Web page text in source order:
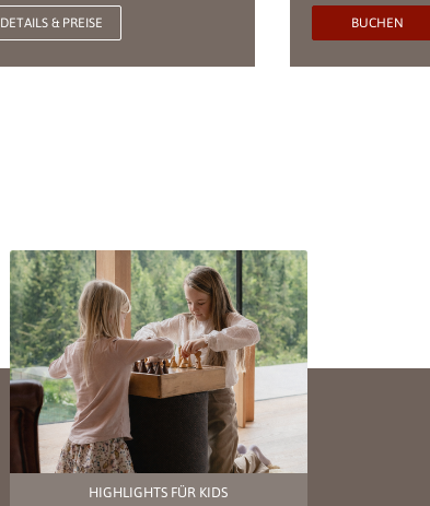
DETAILS & PREISE BUCHEN
HIGHLIGHTS FÜR KIDS